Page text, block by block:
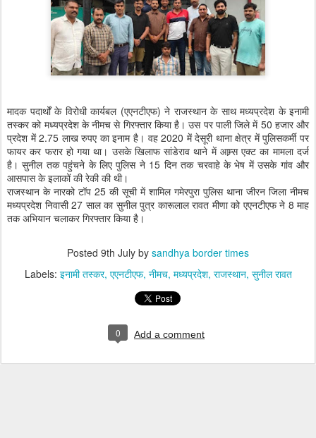
मादक पदार्थों के विरोधी कार्यबल (एएनटीएफ) ने राजस्थान के साथ मध्यप्रदेश के इनामी
तस्कर को मध्यप्रदेश के नीमच से गिरफ्तार किया है। उस पर पाली जिले में 50 हजार और
प्रदेश में 2.75 लाख रुपए का इनाम है। वह 2020 में देसूरी थाना क्षेत्र में पुलिसकर्मी पर
फायर कर फरार हो गया था। उसके खिलाफ सांडेराव थाने में आम्र्स एक्ट का मामला दर्ज
है। सुनील तक पहुंचने के लिए पुलिस ने 15 दिन तक चरवाहे के भेष में उसके गांव और
आसपास के इलाकों की रेकी की थी।
राजस्थान के नारको टॉप 25 की सूची में शामिल गमेरपुरा पुलिस थाना जीरन जिला नीमच
मध्यप्रदेश निवासी 27 साल का सुनील पुत्र कारूलाल रावत मीणा को एएनटीएफ ने 8 माह
तक अभियान चलाकर गिरफ्तार किया है।
Posted 9th July by sandhya border times
Labels: इनामी तस्कर एएनटीएफ नीमच मध्यप्रदेश राजस्थान सुनील रावत
0 Add a comment